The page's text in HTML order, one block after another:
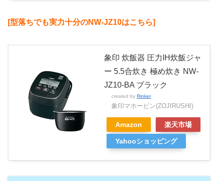
[型落ちでも実力十分のNW-JZ10はこちら]
象印 炊飯器 圧力IH炊飯ジャ
ー 5.5合炊き 極め炊き NW-
JZ10-BA ブラック
created by Rinker
象印マホービン(ZOJIRUSHI)
Amazon 楽天市場
Yahooショッピング